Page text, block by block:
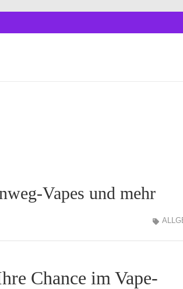
Vapes und mehr
Chance im Vape-